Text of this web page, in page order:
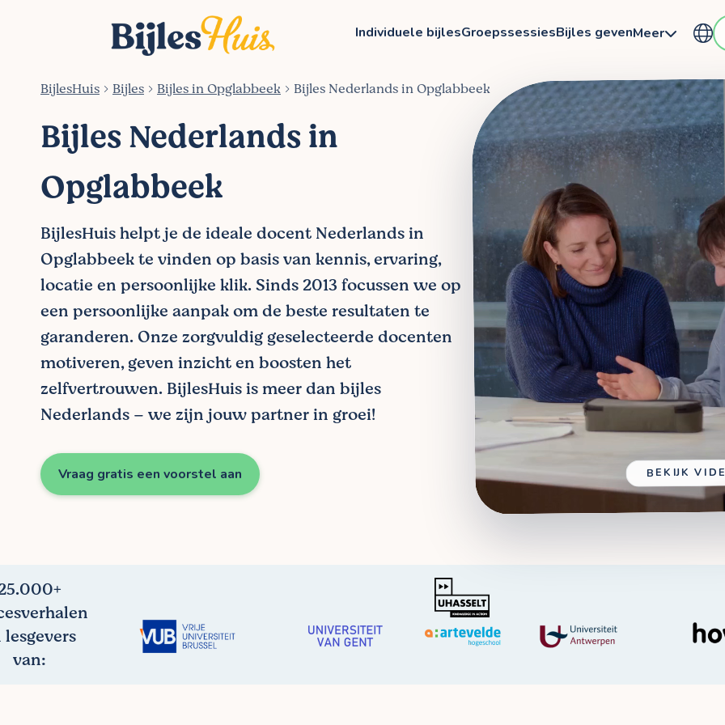
Individuele bijlesGroepssessiesBijles gevenMeer
BijlesHuis Bijles Bijles in Opglabbeek Bijles Nederlands in Opglabbeek
Bijles Nederlands in
Opglabbeek
BijlesHuis helpt je de ideale docent Nederlands in
Opglabbeek te vinden op basis van kennis, ervaring,
locatie en persoonlijke klik. Sinds 2013 focussen we op
een persoonlijke aanpak om de beste resultaten te
garanderen. Onze zorgvuldig geselecteerde docenten
motiveren, geven inzicht en boosten het
zelfvertrouwen. BijlesHuis is meer dan bijles
Nederlands – we zijn jouw partner in groei!
Vraag gratis een voorstel aan BEKIJK
lesgevers
van: